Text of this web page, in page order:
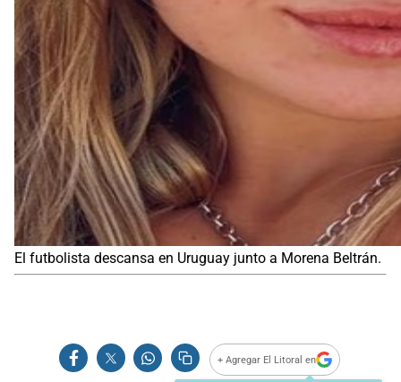
El futbolista descansa en Uruguay junto a Morena Beltrán.
+ Agregar El Litoral en